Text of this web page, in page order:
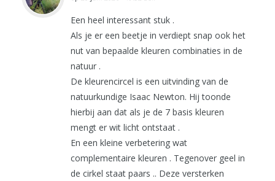
Een heel interessant stuk .
Als je er een beetje in verdiept snap ook het
nut van bepaalde kleuren combinaties in de
natuur .
De kleurencircel is een uitvinding van de
natuurkundige Isaac Newton. Hij toonde
hierbij aan dat als je de 7 basis kleuren
mengt er wit licht ontstaat .
En een kleine verbetering wat
complementaire kleuren . Tegenover geel in
de cirkel staat paars .. Deze versterken